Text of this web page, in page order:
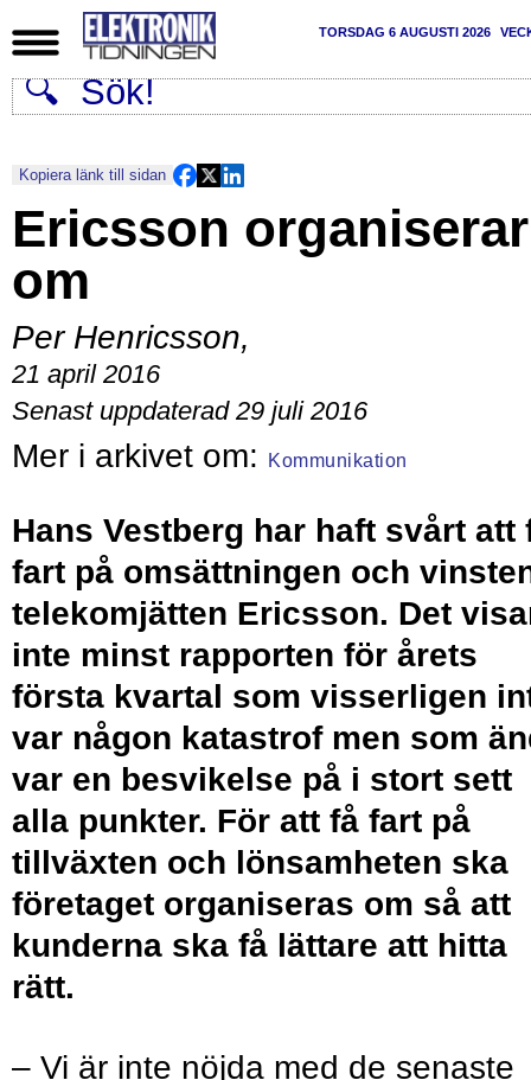
TORSDAG 6 AUGUSTI 2026
Kopiera länk till sidan
Ericsson organiserar
om
Per Henricsson,
21 april 2016
Senast uppdaterad 29 juli 2016
Kommunikation
Hans Vestberg har haft svårt att
fart på omsättningen och
telekomjätten Ericsson. Det
inte minst rapporten för årets
första kvartal som visserligen
var någon katastrof men som
var en besvikelse på i stort sett
alla punkter. För att få fart på
tillväxten och lönsamheten ska
företaget organiseras om så att
kunderna ska få lättare att hitta
rätt.
– Vi är inte nöjda med de senaste